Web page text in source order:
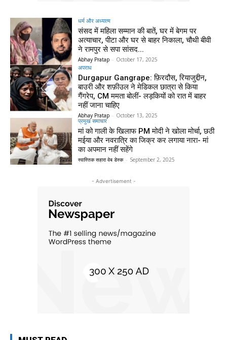
धर्म और अध्यात्म
संसद में महिला सम्मान की बातें, घर में बेगम पर
अत्याचार, पीटा और घर से बाहर निकाला, चौथी बीवी
ने रामपुर से सपा सांसद...
Abhay Pratap - October 17, 2025
अपराध
Durgapur Gangrape: फ़िरदौस, रियाजुद्दीन,
बाउरी और शफ़ीउल ने मेडिकल छात्रा से किया
गैंगरेप, CM ममता बोलीं- लड़कियों को रात में बाहर
नहीं जाना चाहिए
Abhay Pratap - October 13, 2025
प्रमुख समाचार‎
मां को गाली के खिलाफ PM मोदी ने खोला मोर्चा, छठी
मईया और नवरात्रि का जिक्र कर लगाया नारा- मां
का अपमान नहीं सहेंगे
स्वास्तिक सहारा वेब डेस्क - September 2, 2025
- Advertisement -